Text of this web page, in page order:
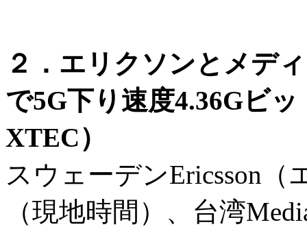
２．エリクソンとメデ
で5G下り速度4.36Gビ
XTEC）
スウェーデンEricsson（
（現地時間）、台湾